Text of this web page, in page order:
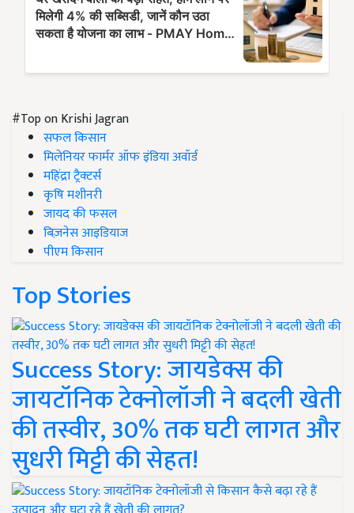
#Top on Krishi Jagran
सफल किसान
मिलेनियर फार्मर ऑफ इंडिया अवॉर्ड
महिंद्रा ट्रैक्टर्स
कृषि मशीनरी
जायद की फसल
बिज़नेस आइडियाज
पीएम किसान
Top Stories
Success Story: जायडेक्स की
जायटॉनिक टेक्नोलॉजी ने बदली खेती
की तस्वीर, 30% तक घटी लागत और
सुधरी मिट्टी की सेहत!